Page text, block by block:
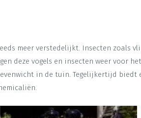
meer verstedelijkt. Insecten zoals
deze vogels en insecten weer voor
in de tuin. Tegelijkertijd